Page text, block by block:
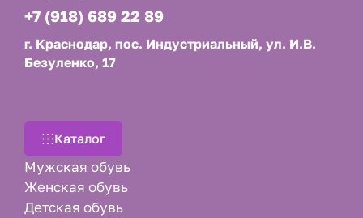
+7 (918) 689 22 89
г. Краснодар, пос. Индустриальный, ул. И.В.
Безуленко, 17
Каталог
Мужская обувь
Женская обувь
Детская обувь